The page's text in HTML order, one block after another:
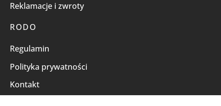
Reklamacje i zwroty
RODO
Regulamin
Polityka prywatności
Kontakt